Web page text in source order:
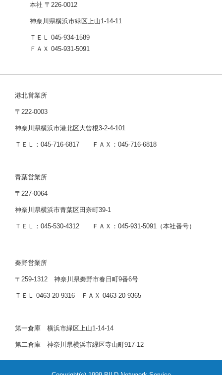
本社 〒226-0012
神奈川県横浜市緑区上山1-14-11
ＴＥＬ 045-934-1589
ＦＡＸ 045-931-5091
港北営業所
〒222-0003
神奈川県横浜市港北区大曾根3-2-4-101
ＴＥＬ：045-716-6817 ＦＡＸ：045-716-6818
青葉営業所
〒227-0064
神奈川県横浜市青葉区田奈町39-1
ＴＥＬ：045-530-4312 ＦＡＸ：045-931-5091（本社番号）
秦野営業所
〒259-1312 神奈川県秦野市春日町9番6号
ＴＥＬ 0463-20-9316 ＦＡＸ 0463-20-9365
第一倉庫 横浜市緑区上山1-14-14
第二倉庫 神奈川県横浜市緑区寺山町917-12